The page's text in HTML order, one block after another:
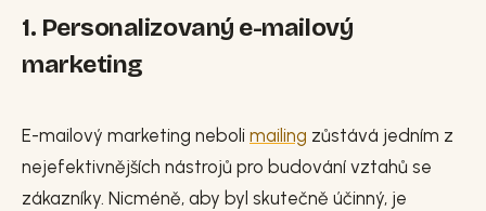
1. Personalizovaný e-mailový
marketing
E-mailový marketing neboli mailing zůstává jedním z
nejefektivnějších nástrojů pro budování vztahů se
zákazníky. Nicméně, aby byl skutečně účinný, je